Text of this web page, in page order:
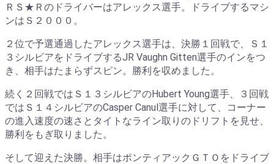
ＲＳ★Ｒのドライバーはアレックス選手。ドライブするマシ
ンはＳ２０００。
２位で予選通過したアレックス選手は、決勝１回戦で、Ｓ１
３シルビアをドライブするJR Vaughn Gitten選手のインをつ
き、相手はたまらずスピン。勝利を収めました。
続く２回戦ではＳ１３シルビアのHubert Young選手、３回戦
ではＳ１４シルビアのCasper Canul選手に対して、コーナー
の進入速度の速さとタイトなライン取りのドリフトを見せ、
勝利をもぎ取りました。
そして迎えた決勝。相手はポンティアックＧＴＯをドライブ